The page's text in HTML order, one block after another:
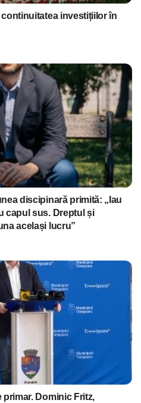
investițiilor în
discipinară primită: „Iau
capul sus. Dreptul și
același lucru”
Dominic Fritz,